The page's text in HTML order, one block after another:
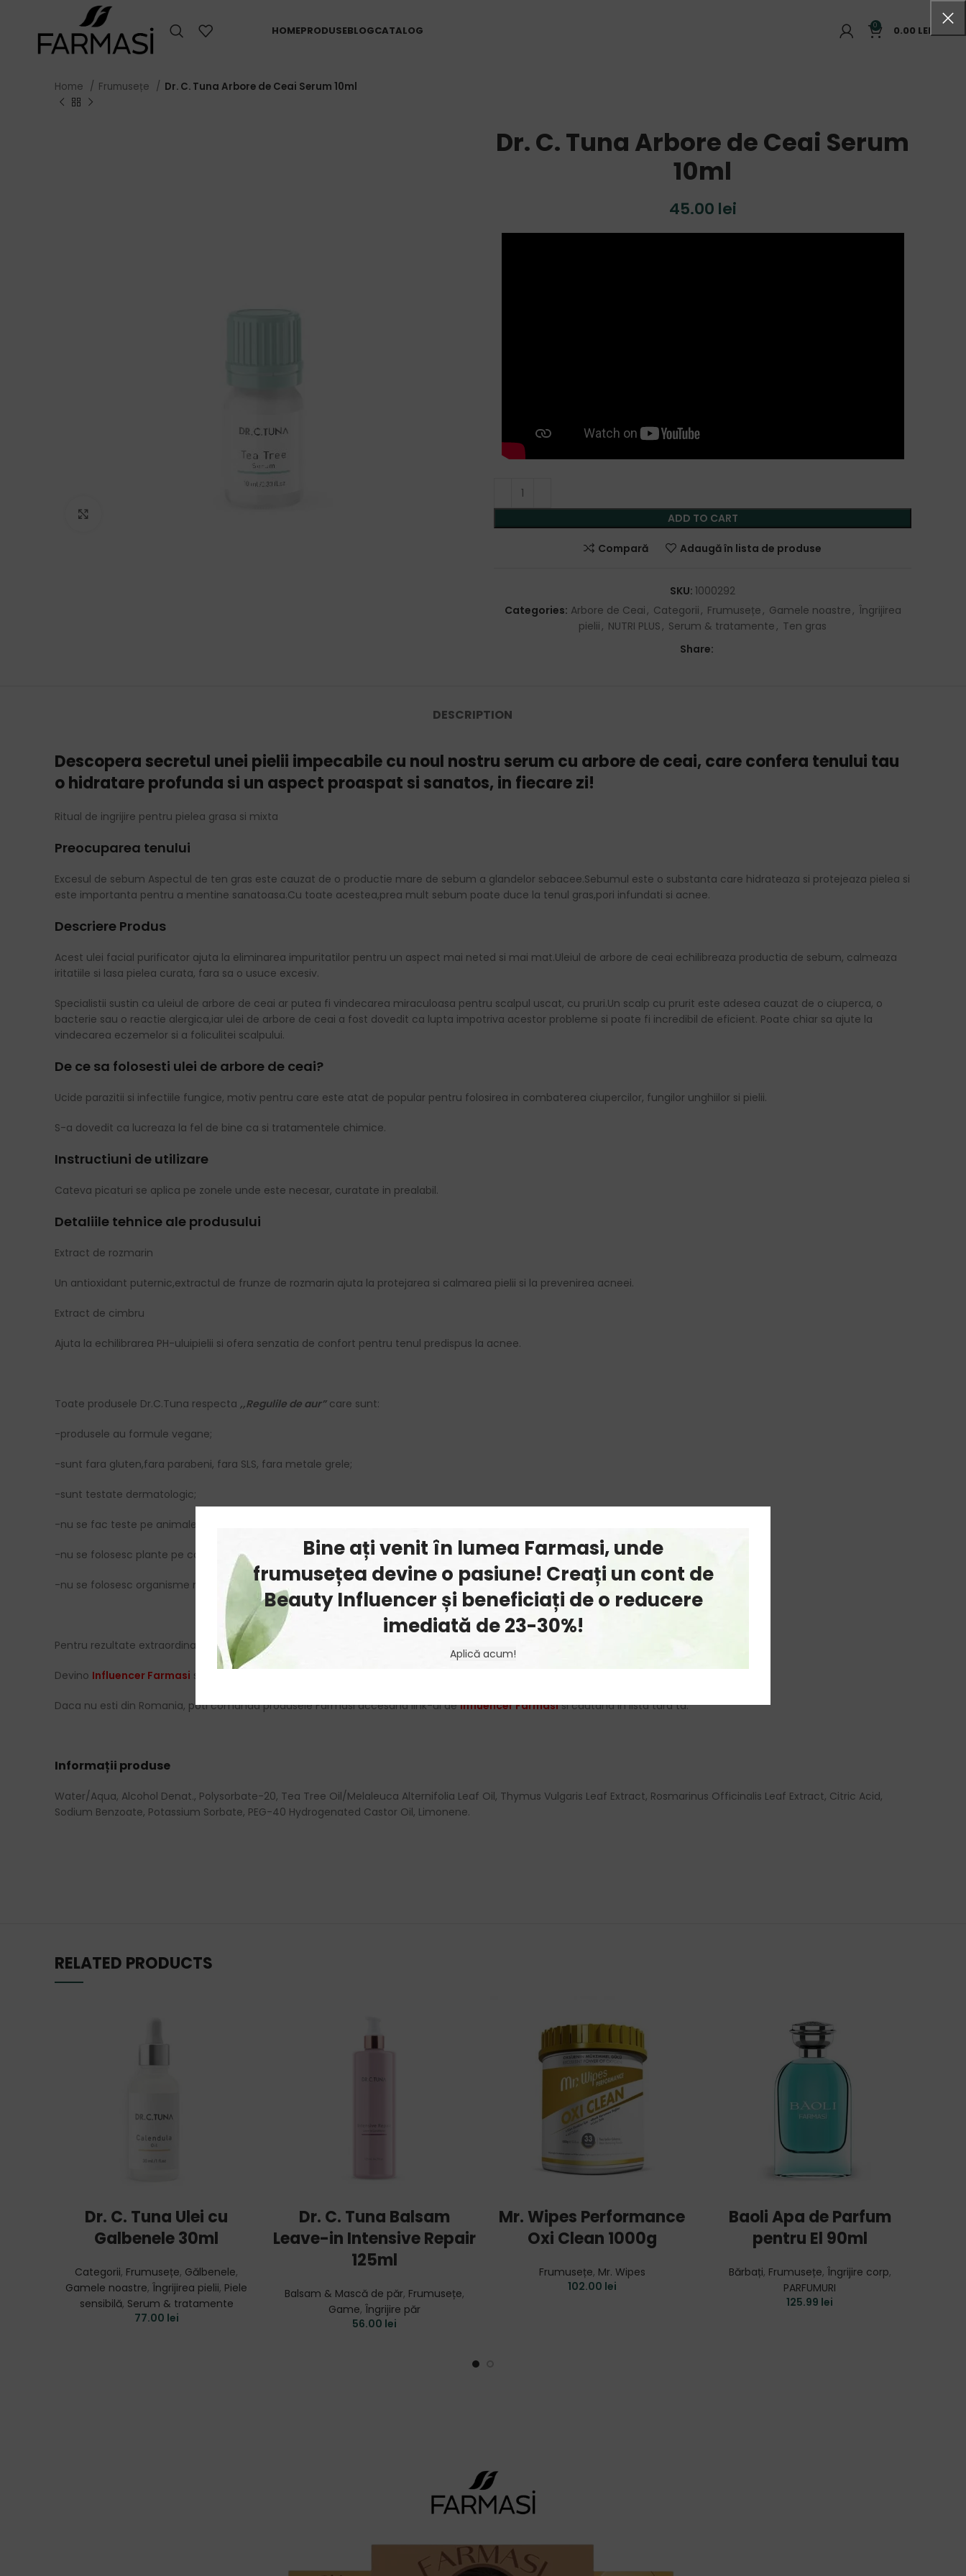
Bine ați venit în lumea Farmasi, unde
frumusețea devine o pasiune! Creați un cont de
Beauty Influencer și beneficiați de o reducere
imediată de 23-30%!
Aplică acum!
HOMEPRODUSEBLOGCATALOG 0 0.00 LEI
Home Frumusețe Dr. C. Tuna Arbore de Ceai Serum 10ml
Dr. C. Tuna Arbore de Ceai Serum
10ml
45.00 lei
ADD TO CART
Compară Adaugă în lista de produse
SKU: 1000292
Categories: Arbore de Ceai, Categorii, Frumusețe, Gamele noastre, Îngrijirea
pielii, NUTRI PLUS, Serum & tratamente, Ten gras
Share:
DESCRIPTION
Descopera secretul unei pielii impecabile cu noul nostru serum cu arbore de ceai, care confera tenului tau
o hidratare profunda si un aspect proaspat si sanatos, in fiecare zi!
Ritual de ingrijire pentru pielea grasa si mixta
Preocuparea tenului
Excesul de sebum Aspectul de ten gras este cauzat de o productie mare de sebum a glandelor sebacee.Sebumul este o substanta care hidrateaza si protejeaza pielea si
este importanta pentru a mentine sanatoasa.Cu toate acestea,prea mult sebum poate duce la tenul gras,pori infundati si acnee.
Descriere Produs
Acest ulei facial purificator ajuta la eliminarea impuritatilor pentru un aspect mai neted si mai mat.Uleiul de arbore de ceai echilibreaza productia de sebum, calmeaza
iritatiile si lasa pielea curata, fara sa o usuce excesiv.
Specialistii sustin ca uleiul de arbore de ceai ar putea fi vindecarea miraculoasa pentru scalpul uscat, cu pruri.Un scalp cu prurit este adesea cauzat de o ciuperca, o
bacterie sau o reactie alergica,iar ulei de arbore de ceai a fost dovedit ca lupta impotriva acestor probleme si poate fi incredibil de eficient. Poate chiar sa ajute la
vindecarea eczemelor si a foliculitei scalpului.
De ce sa folosesti ulei de arbore de ceai?
Ucide parazitii si infectiile fungice, motiv pentru care este atat de popular pentru folosirea in combaterea ciupercilor, fungilor unghiilor si pielii.
S-a dovedit ca lucreaza la fel de bine ca si tratamentele chimice.
Instructiuni de utilizare
Cateva picaturi se aplica pe zonele unde este necesar, curatate in prealabil.
Detaliile tehnice ale produsului
Extract de rozmarin
Un antioxidant puternic,extractul de frunze de rozmarin ajuta la protejarea si calmarea pielii si la prevenirea acneei.
Extract de cimbru
Ajuta la echilibrarea PH-uluipielii si ofera senzatia de confort pentru tenul predispus la acnee.
Toate produsele Dr.C.Tuna respecta ,,Regulile de aur”care sunt:
-produsele au formule vegane;
-sunt fara gluten,fara parabeni, fara SLS, fara metale grele;
-sunt testate dermatologic;
-nu se fac teste pe animale;
-nu se folosesc plante pe cale de disparitie;
-nu se folosesc organisme modificate genetic.
Pentru rezultate extraordinare foloseste un
Devino Influencer Farmasi si bucura-te de reduceri, cadouri si oferte!
Daca nu esti din Romania, poti comanda produsele Farmasi accesand link-ul deInfluencer Farmasi si cautand in lista tara ta.
Informații produse
Water/Aqua, Alcohol Denat., Polysorbate-20, Tea Tree Oil/Melaleuca Alternifolia Leaf Oil, Thymus Vulgaris Leaf Extract, Rosmarinus Officinalis Leaf Extract, Citric Acid,
Sodium Benzoate, Potassium Sorbate, PEG-40 Hydrogenated Castor Oil, Limonene.
RELATED PRODUCTS
Dr. C. Tuna Ulei cu
Galbenele 30ml
Categorii, Frumusețe, Gălbenele,
Gamele noastre, Îngrijirea pielii, Piele
sensibilă, Serum & tratamente
77.00 lei
Dr. C. Tuna Balsam
Leave-in Intensive Repair
125ml
Balsam & Mască de păr, Frumusețe,
Game, Îngrijire păr
56.00 lei
ADD TO CART
Mr. Wipes Performance
Oxi Clean 1000g
Frumusețe, Mr. Wipes
102.00 lei
Baoli Apa de Parfum
pentru El 90ml
Bărbați, Frumusețe, Îngrijire corp,
PARFUMURI
125.99 lei